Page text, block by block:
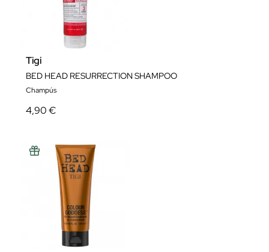
Tigi
BED HEAD RESURRECTION SHAMPOO
Champús
4,90 €